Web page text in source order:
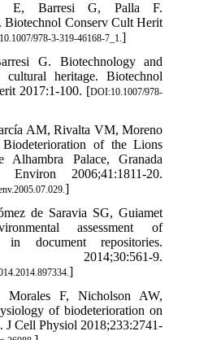
E, Barresi G, Palla F.
Biotechnol Conserv Cult Herit
978-3-319-46168-7_1.]
G. Biotechnology and
cultural heritage. Biotechnol
2017:1-100. [DOI:10.1007/978-
AM, Rivalta VM, Moreno
of the Lions
Alhambra Palace, Granada
2006;41:1811-20.
]
de Saravia SG, Guiamet
assessment of
in document repositories.
2014;30:561-9.
]
Morales F, Nicholson AW,
of biodeterioration on
J Cell Physiol 2018;233:2741-